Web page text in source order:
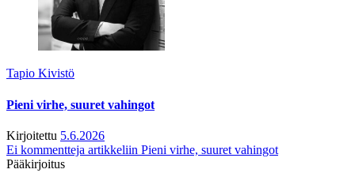
Tapio Kivistö
Pieni virhe, suuret vahingot
Kirjoitettu 5.6.2026
Ei kommentteja artikkeliin Pieni virhe, suuret vahingot
Pääkirjoitus